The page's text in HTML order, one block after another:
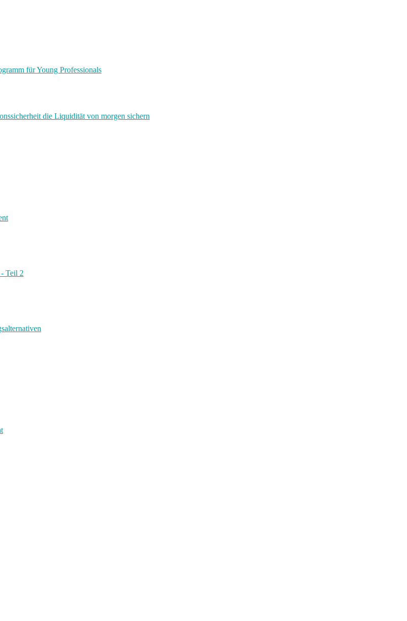
für Young Professionals
die Liquidität von morgen sichern
Teil 2